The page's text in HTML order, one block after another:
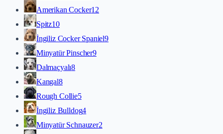
Amerikan Cocker12
Spitz10
İngiliz Cocker Spaniel9
Minyatür Pinscher9
Dalmaçyalı8
Kangal8
Rough Collie5
İngiliz Bulldog4
Minyatür Schnauzer2